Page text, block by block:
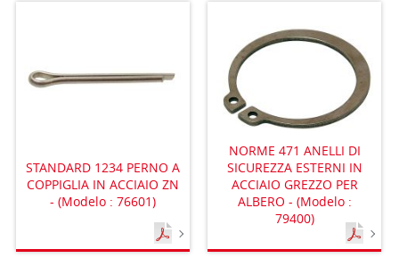
STANDARD 1234 PERNO A
COPPIGLIA IN ACCIAIO ZN
- (Modelo : 76601)
NORME 471 ANELLI DI
SICUREZZA ESTERNI IN
ACCIAIO GREZZO PER
ALBERO - (Modelo :
79400)